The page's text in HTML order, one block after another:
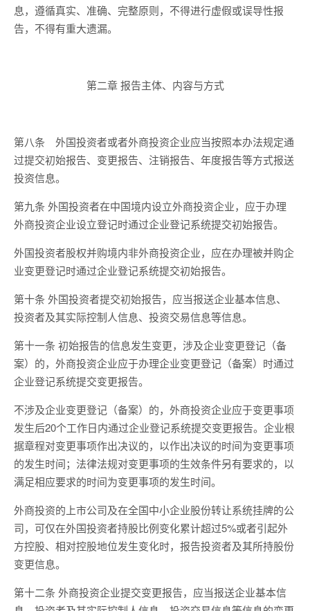
息，遵循真实、准确、完整原则，不得进行虚假或误导性报
告，不得有重大遗漏。
第二章 报告主体、内容与方式
第八条 外国投资者或者外商投资企业应当按照本办法规定通
过提交初始报告、变更报告、注销报告、年度报告等方式报送
投资信息。
第九条 外国投资者在中国境内设立外商投资企业，应于办理
外商投资企业设立登记时通过企业登记系统提交初始报告。
外国投资者股权并购境内非外商投资企业，应在办理被并购企
业变更登记时通过企业登记系统提交初始报告。
第十条 外国投资者提交初始报告，应当报送企业基本信息、
投资者及其实际控制人信息、投资交易信息等信息。
第十一条 初始报告的信息发生变更，涉及企业变更登记（备
案）的，外商投资企业应于办理企业变更登记（备案）时通过
企业登记系统提交变更报告。
不涉及企业变更登记（备案）的，外商投资企业应于变更事项
发生后20个工作日内通过企业登记系统提交变更报告。企业根
据章程对变更事项作出决议的，以作出决议的时间为变更事项
的发生时间；法律法规对变更事项的生效条件另有要求的，以
满足相应要求的时间为变更事项的发生时间。
外商投资的上市公司及在全国中小企业股份转让系统挂牌的公
司，可仅在外国投资者持股比例变化累计超过5%或者引起外
方控股、相对控股地位发生变化时，报告投资者及其所持股份
变更信息。
第十二条 外商投资企业提交变更报告，应当报送企业基本信